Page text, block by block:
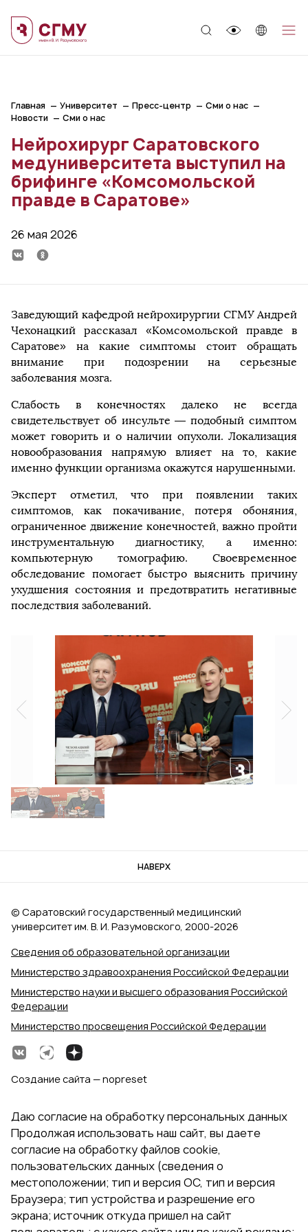
Главная Университет Пресс-центр
Сми о нас
Новости
Сми о нас
Нейрохирург Саратовского
медуниверситета выступил на
брифинге «Комсомольской
правде в Саратове»
26 мая 2026
Заведующий кафедрой нейрохирургии СГМУ Андрей
Чехонацкий рассказал «Комсомольской правде в
Саратове» на какие симптомы стоит обращать
внимание при подозрении на серьезные
заболевания мозга.
Слабость в конечностях далеко не всегда
свидетельствует об инсульте — подобный симптом
может говорить и о наличии опухоли. Локализация
новообразования напрямую влияет на то, какие
именно функции организма окажутся нарушенными.
Эксперт отметил, что при появлении таких
симптомов, как покачивание, потеря обоняния,
ограниченное движение конечностей, важно пройти
инструментальную диагностику, а именно:
компьютерную томографию. Своевременное
обследование помогает быстро выяснить причину
ухудшения состояния и предотвратить негативные
последствия заболеваний.
НАВЕРХ
Сведения об образовательной организации
Министерство здравоохранения Российской Федерации
Министерство науки и высшего образования Российской
Федерации
Министерство просвещения Российской Федерации
© Саратовский государственный медицинский
университет им. В. И. Разумовского, 2000‑2026
Создание сайта — nopreset
Даю согласие на обработку персональных данных
Продолжая использовать наш сайт, вы даете
согласие на обработку файлов cookie,
пользовательских данных (сведения о
местоположении; тип и версия ОС, тип и версия
Браузера; тип устройства и разрешение его
экрана; источник откуда пришел на сайт